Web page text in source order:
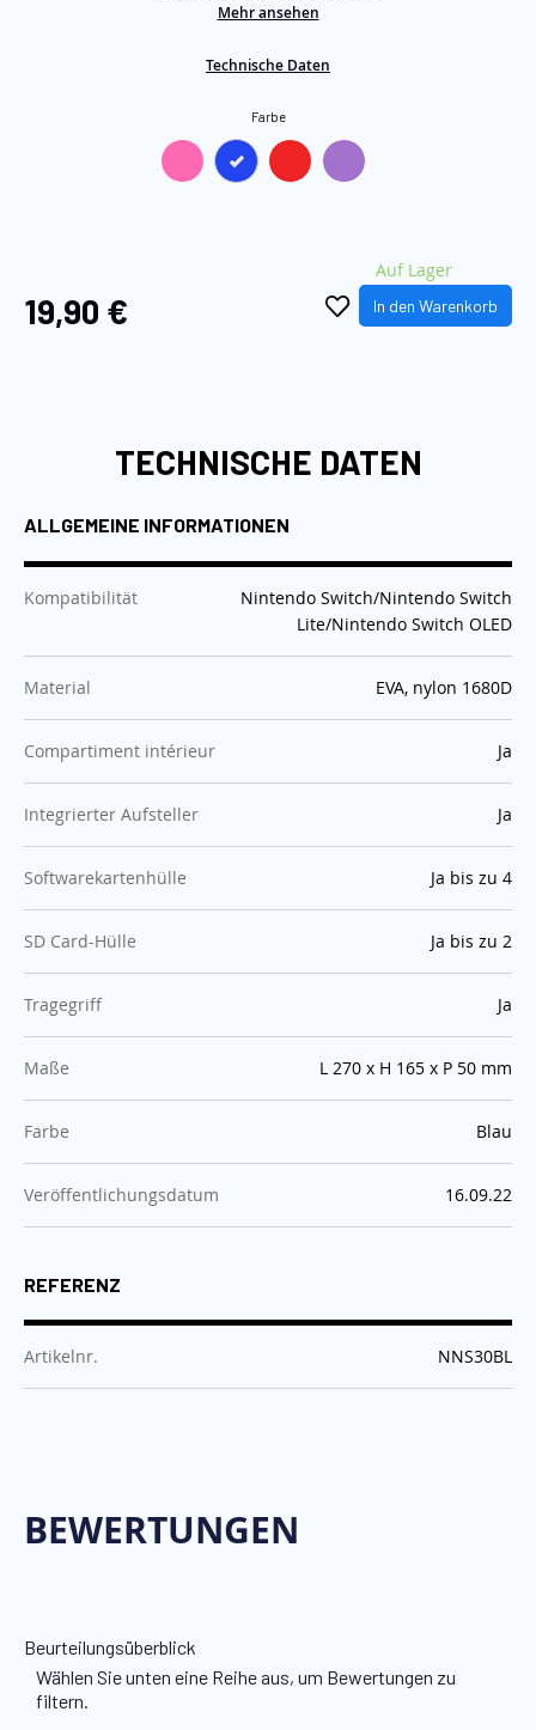
Mehr ansehen
Technische Daten
Farbe
19,90 €
Auf Lager
In den Warenkorb
TECHNISCHE DATEN
ALLGEMEINE INFORMATIONEN
Kompatibilität :Nintendo Switch/Nintendo Switch
Lite/Nintendo Switch OLED
Material :EVA, nylon 1680D
Compartiment intérieur :Ja
Integrierter Aufsteller :Ja
Softwarekartenhülle :Ja bis zu 4
SD Card-Hülle :Ja bis zu 2
Tragegriff :Ja
Maße :L 270 x H 165 x P 50 mm
Farbe :Blau
Veröffentlichungsdatum :16.09.22
REFERENZ
Artikelnr. :NNS30BL